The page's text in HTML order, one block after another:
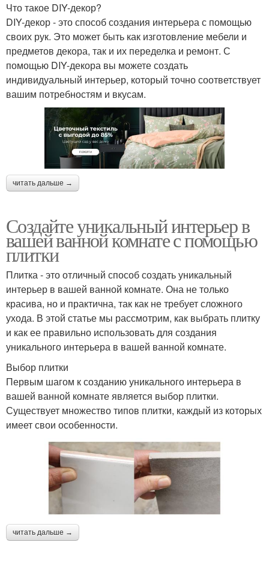
Что такое DIY-декор?
DIY-декор - это способ создания интерьера с помощью
своих рук. Это может быть как изготовление мебели и
предметов декора, так и их переделка и ремонт. С
помощью DIY-декора вы можете создать
индивидуальный интерьер, который точно соответствует
вашим потребностям и вкусам.
читать дальше →
Создайте уникальный интерьер в
вашей ванной комнате с помощью
плитки
Плитка - это отличный способ создать уникальный
интерьер в вашей ванной комнате. Она не только
красива, но и практична, так как не требует сложного
ухода. В этой статье мы рассмотрим, как выбрать плитку
и как ее правильно использовать для создания
уникального интерьера в вашей ванной комнате.
Выбор плитки
Первым шагом к созданию уникального интерьера в
вашей ванной комнате является выбор плитки.
Существует множество типов плитки, каждый из которых
имеет свои особенности.
читать дальше →